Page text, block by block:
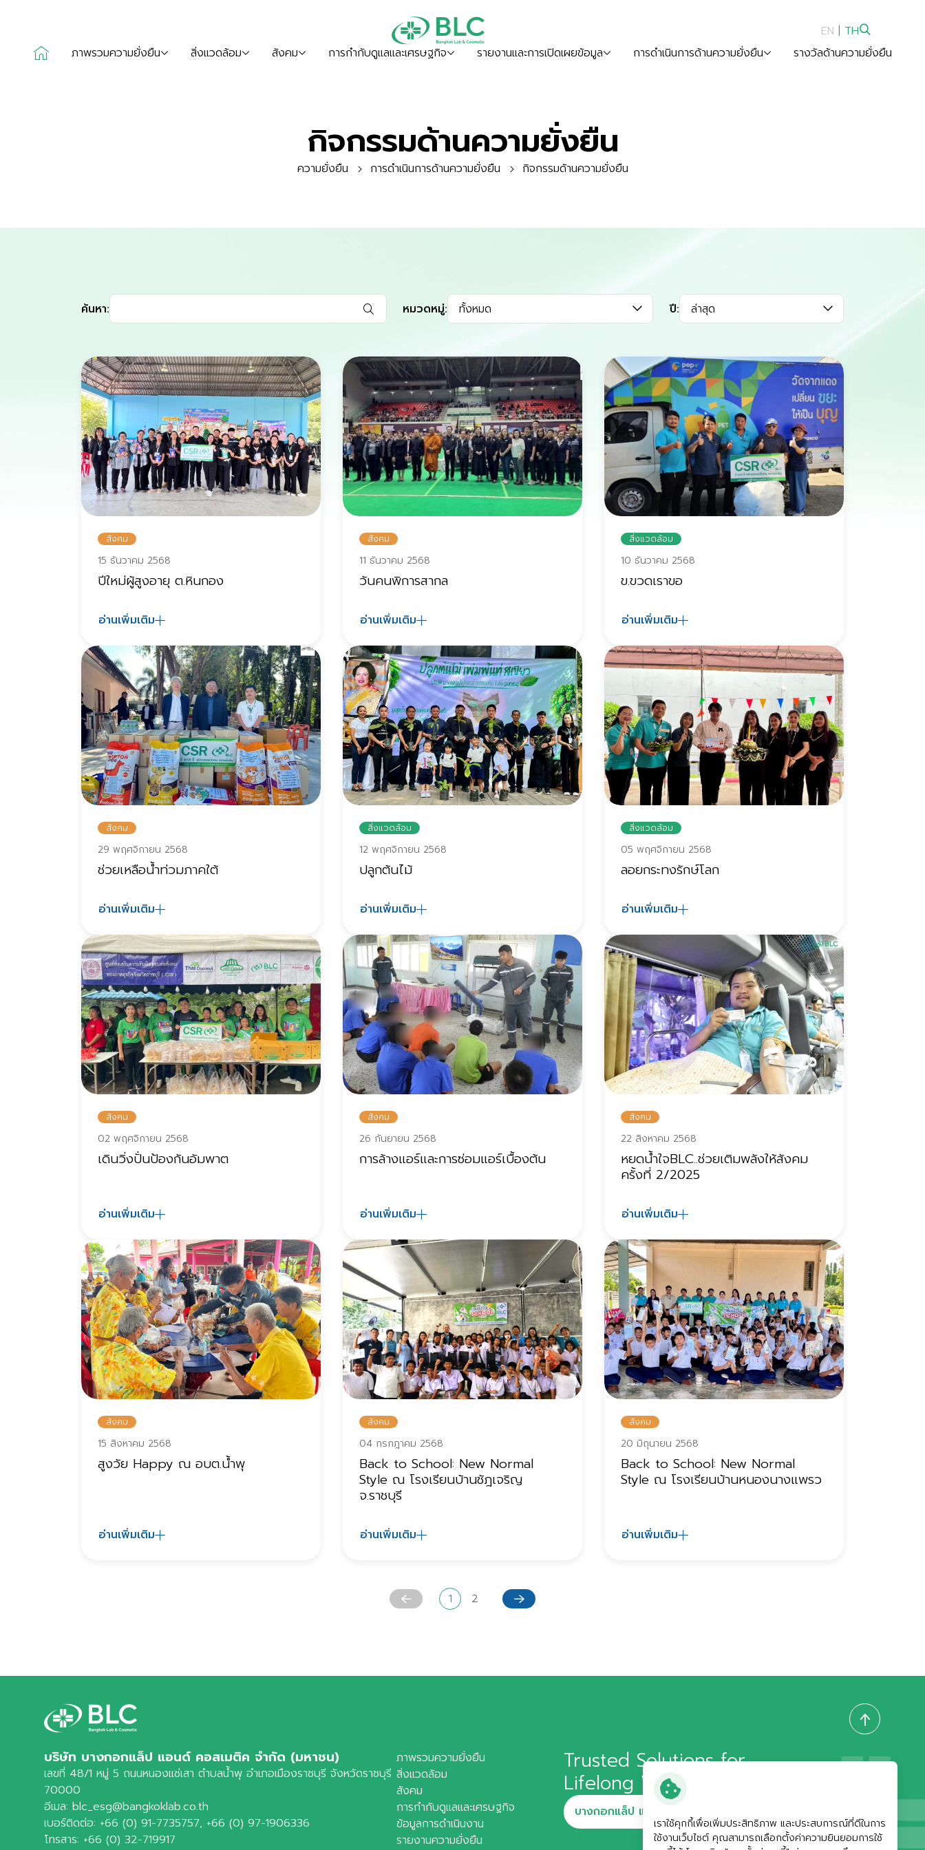
EN | TH
ภาพรวมความยั่งยืน
สิ่งแวดล้อม สังคม การกำกับดูแลและเศรษฐกิจ รายงานและการเปิดเผยข้อมูล การดำเนินการด้านความยั่งยืน รางวัลด้านความยั่งยืน
กิจกรรมด้านความยั่งยืน
ความยั่งยืน การดำเนินการด้านความยั่งยืน กิจกรรมด้านความยั่งยืน
ค้นหา: หมวดหมู่: ทั้งหมด ปี: ล่าสุด
สังคม
15 ธันวาคม 2568
ปีใหม่ผู้สูงอายุ ต.หินกอง
อ่านเพิ่มเติม
สังคม
11 ธันวาคม 2568
วันคนพิการสากล
อ่านเพิ่มเติม
สิ่งแวดล้อม
10 ธันวาคม 2568
ข.ขวดเราขอ
อ่านเพิ่มเติม
สังคม
29 พฤศจิกายน 2568
ช่วยเหลือน้ำท่วมภาคใต้
อ่านเพิ่มเติม
สิ่งแวดล้อม
12 พฤศจิกายน 2568
ปลูกต้นไม้
อ่านเพิ่มเติม
สิ่งแวดล้อม
05 พฤศจิกายน 2568
ลอยกระทงรักษ์โลก
อ่านเพิ่มเติม
สังคม
02 พฤศจิกายน 2568
เดินวิ่งปั่นป้องกันอัมพาต
อ่านเพิ่มเติม
สังคม
26 กันยายน 2568
การล้างแอร์และการซ่อมแอร์เบื้องต้น
อ่านเพิ่มเติม
สังคม
22 สิงหาคม 2568
หยดน้ำใจBLC..ช่วยเติมพลังให้สังคม
ครั้งที่ 2/2025
อ่านเพิ่มเติม
สังคม
15 สิงหาคม 2568
สูงวัย Happy ณ อบต.น้ำพุ
อ่านเพิ่มเติม
สังคม
04 กรกฎาคม 2568
Back to School: New Normal
Style ณ โรงเรียนบ้านชัฎเจริญ
จ.ราชบุรี
อ่านเพิ่มเติม
สังคม
20 มิถุนายน 2568
Back to School: New Normal
Style ณ โรงเรียนบ้านหนองนางแพรว
อ่านเพิ่มเติม
1 2
บริษัท บางกอกแล็ป แอนด์ คอสเมติค จำกัด (มหาชน)
เลขที่ 48/1 หมู่ 5 ถนนหนองแช่เสา ตำบลน้ำพุ อำเภอเมืองราชบุรี จังหวัดราชบุรี
70000
อีเมล: blc_esg@bangkoklab.co.th
เบอร์ติดต่อ: +66 (0) 91-7735757, +66 (0) 97-1906336
โทรสาร: +66 (0) 32-719917
ภาพรวมความยั่งยืน
สิ่งแวดล้อม
สังคม
การกำกับดูแลและเศรษฐกิจ
ข้อมูลการดำเนินงาน
รายงานความยั่งยืน
Trusted Solutions for
Lifelong Well-Being
บางกอกแล็ป แอนด์ คอสเมติค
เราใช้คุกกี้เพื่อเพิ่มประสิทธิภาพ และประสบการณ์ที่ดีในการ
ใช้งานเว็บไซต์ คุณสามารถเลือกตั้งค่าความยินยอมการใช้